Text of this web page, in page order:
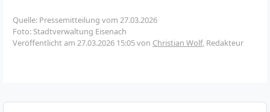
Quelle: Pressemitteilung vom 27.03.2026
Foto: Stadtverwaltung Eisenach
Veröffentlicht am 27.03.2026 15:05von Christian Wolf, Redakteur